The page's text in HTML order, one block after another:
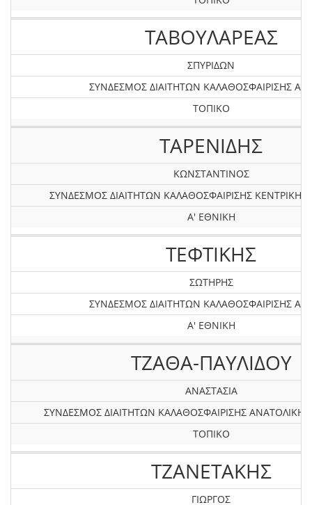
ΤΑΒΟΥΛΑΡΕΑΣ
ΣΠΥΡΙΔΩΝ
ΣΥΝΔΕΣΜΟΣ ΔΙΑΙΤΗΤΩΝ ΚΑΛΑΘΟΣΦΑΙΡΙΣΗΣ
ΤΟΠΙΚΟ
ΤΑΡΕΝΙΔΗΣ
ΚΩΝΣΤΑΝΤΙΝΟΣ
ΣΥΝΔΕΣΜΟΣ ΔΙΑΙΤΗΤΩΝ ΚΑΛΑΘΟΣΦΑΙΡΙΣΗΣ
Α' ΕΘΝΙΚΗ
ΤΕΦΤΙΚΗΣ
ΣΩΤΗΡΗΣ
ΣΥΝΔΕΣΜΟΣ ΔΙΑΙΤΗΤΩΝ ΚΑΛΑΘΟΣΦΑΙΡΙΣΗΣ
Α' ΕΘΝΙΚΗ
ΤΖΑΘΑ-ΠΑΥΛΙΔΟΥ
ΑΝΑΣΤΑΣΙΑ
ΣΥΝΔΕΣΜΟΣ ΔΙΑΙΤΗΤΩΝ ΚΑΛΑΘΟΣΦΑΙΡΙΣΗΣ
ΤΟΠΙΚΟ
ΤΖΑΝΕΤΑΚΗΣ
ΓΙΩΡΓΟΣ